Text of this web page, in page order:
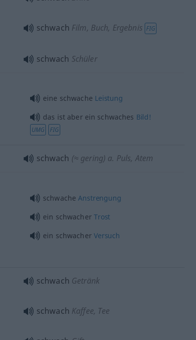
schwach Film, Buch, Ergebnis FIG
schwach Schüler
eine schwache Leistung
das ist aber ein schwaches Bild!
UMG FIG
schwach (≈ gering) a. Puls, Atem
schwache Anstrengung
ein schwacher Trost
ein schwacher Versuch
schwach Getränk
schwach Kaffee, Tee